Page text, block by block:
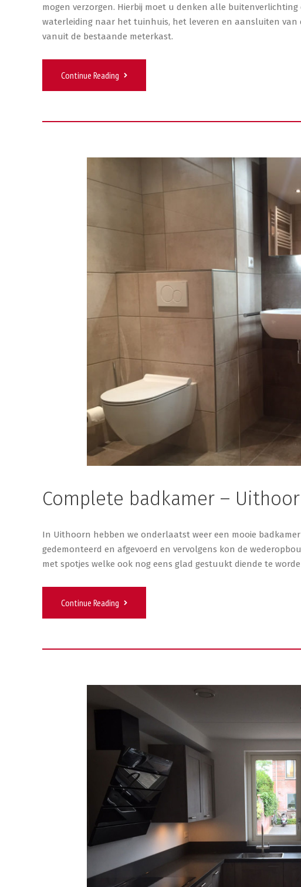
mogen verzorgen. Hierbij moet u denken alle
waterleiding naar het tuinhuis, het leveren en aansluiten van
vanuit de bestaande meterkast.
Continue Reading
Complete badkamer –
In Uithoorn hebben we onderlaatst weer een mooie
gedemonteerd en afgevoerd en vervolgens kon de
met spotjes welke ook nog eens glad gestuukt diende te
Continue Reading